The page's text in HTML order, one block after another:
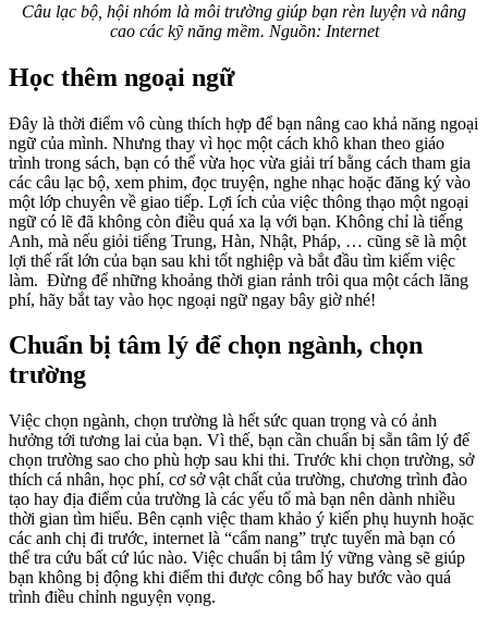
Câu lạc bộ, hội nhóm là môi trường giúp bạn rèn luyện và nâng
cao các kỹ năng mềm. Nguồn: Internet
Học thêm ngoại ngữ
Đây là thời điểm vô cùng thích hợp để bạn nâng cao khả năng ngoại
ngữ của mình. Nhưng thay vì học một cách khô khan theo giáo
trình trong sách, bạn có thể vừa học vừa giải trí bằng cách tham gia
các câu lạc bộ, xem phim, đọc truyện, nghe nhạc hoặc đăng ký vào
một lớp chuyên về giao tiếp. Lợi ích của việc thông thạo một ngoại
ngữ có lẽ đã không còn điều quá xa lạ với bạn. Không chỉ là tiếng
Anh, mà nếu giỏi tiếng Trung, Hàn, Nhật, Pháp, … cũng sẽ là một
lợi thế rất lớn của bạn sau khi tốt nghiệp và bắt đầu tìm kiếm việc
làm. Đừng để những khoảng thời gian rảnh trôi qua một cách lãng
phí, hãy bắt tay vào học ngoại ngữ ngay bây giờ nhé!
Chuẩn bị tâm lý để chọn ngành, chọn
trường
Việc chọn ngành, chọn trường là hết sức quan trọng và có ảnh
hưởng tới tương lai của bạn. Vì thế, bạn cần chuẩn bị sẵn tâm lý để
chọn trường sao cho phù hợp sau khi thi. Trước khi chọn trường, sở
thích cá nhân, học phí, cơ sở vật chất của trường, chương trình đào
tạo hay địa điểm của trường là các yếu tố mà bạn nên dành nhiều
thời gian tìm hiểu. Bên cạnh việc tham khảo ý kiến phụ huynh hoặc
các anh chị đi trước, internet là “cẩm nang” trực tuyến mà bạn có
thể tra cứu bất cứ lúc nào. Việc chuẩn bị tâm lý vững vàng sẽ giúp
bạn không bị động khi điểm thi được công bố hay bước vào quá
trình điều chỉnh nguyện vọng.